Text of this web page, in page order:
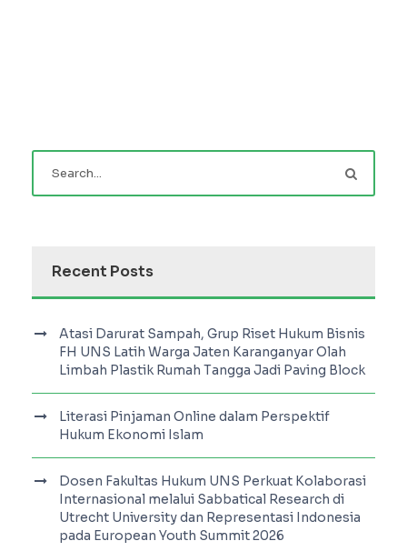
Recent Posts
Atasi Darurat Sampah, Grup Riset Hukum Bisnis
FH UNS Latih Warga Jaten Karanganyar Olah
Limbah Plastik Rumah Tangga Jadi Paving Block
Literasi Pinjaman Online dalam Perspektif
Hukum Ekonomi Islam
Dosen Fakultas Hukum UNS Perkuat Kolaborasi
Internasional melalui Sabbatical Research di
Utrecht University dan Representasi Indonesia
pada European Youth Summit 2026